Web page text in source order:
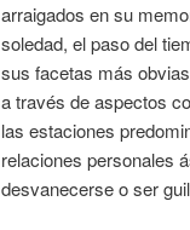
arraigados en su
soledad, el paso del
sus facetas más
a través de aspectos
las estaciones
relaciones personales
desvanecerse o ser